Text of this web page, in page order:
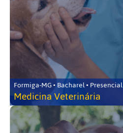
Formiga-MG • Bacharel • Presencial
Medicina Veterinária